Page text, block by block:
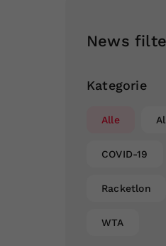
News
Kategorie
Alle
COVID-19
Racketlon
WTA